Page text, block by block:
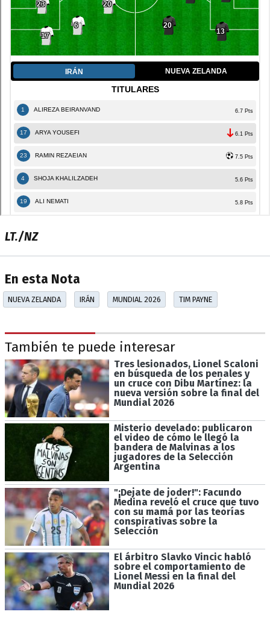
LT./NZ
En esta Nota
NUEVA ZELANDA IRÁN MUNDIAL 2026 TIM PAYNE
También te puede interesar
Tres lesionados, Lionel Scaloni
en búsqueda de los penales y
un cruce con Dibu Martínez: la
nueva versión sobre la final del
Mundial 2026
Misterio develado: publicaron
el video de cómo le llegó la
bandera de Malvinas a los
jugadores de la Selección
Argentina
"¡Dejate de joder!": Facundo
Medina reveló el cruce que tuvo
con su mamá por las teorías
conspirativas sobre la
Selección
El árbitro Slavko Vincic habló
sobre el comportamiento de
Lionel Messi en la final del
Mundial 2026